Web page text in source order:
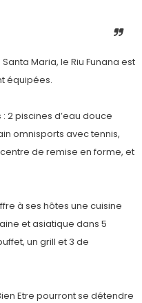
Maria, le Riu Funana est
équipées.
2 piscines d’eau douce
omnisports avec tennis,
de remise en forme, et
à ses hôtes une cuisine
et asiatique dans 5
un grill et 3 de
Etre pourront se détendre